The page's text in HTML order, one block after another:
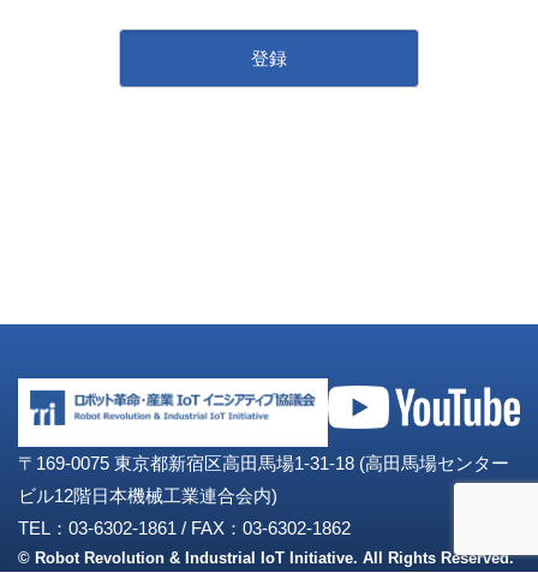
〒169-0075 東京都新宿区高田馬場1-31-18 (高田馬場センター
ビル12階日本機械工業連合会内)
TEL：03-6302-1861 / FAX：03-6302-1862
© Robot Revolution & Industrial IoT Initiative. All Rights Reserved.